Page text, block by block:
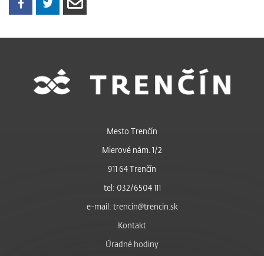
Mesto Trenčín
Mierové nám. 1/2
911 64 Trenčín
tel: 032/6504 111
e-mail: trencin@trencin.sk
Kontakt
Úradné hodiny